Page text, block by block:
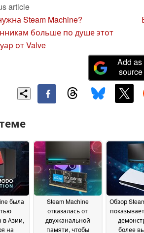
article
Steam Machine?
больше по душе этот
от Valve
Add as
была
в Азии,
на
Steam Machine
отказалась от
двухканальной
памяти, чтобы
Обзор
более